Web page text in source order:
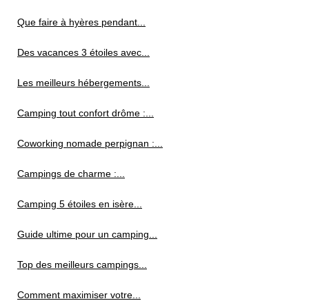
Que faire à hyères pendant...
Des vacances 3 étoiles avec...
Les meilleurs hébergements...
Camping tout confort drôme :...
Coworking nomade perpignan :...
Campings de charme :...
Camping 5 étoiles en isère...
Guide ultime pour un camping...
Top des meilleurs campings...
Comment maximiser votre...